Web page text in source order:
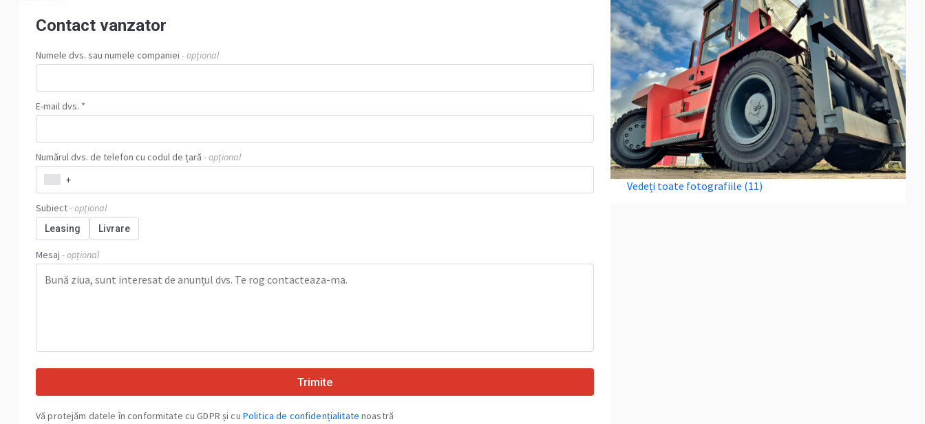
Contact vanzator
Numele dvs. sau numele companiei - opțional
E-mail dvs. *
Numărul dvs. de telefon cu codul de țară - opțional
+
Subiect- opțional
Leasing Livrare
Mesaj - opțional
Trimite
Vă protejăm datele în conformitate cu GDPR și cu Politica de confidențialitate noastră
Vedeți toate fotografiile (11)